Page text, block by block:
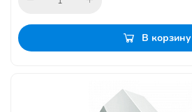
В корзину